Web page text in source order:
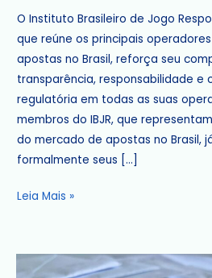
O Instituto Brasileiro de Jogo
que reúne os principais
apostas no Brasil, reforça seu
transparência, responsabilidade e
regulatória em todas as suas
membros do IBJR, que
do mercado de apostas no Brasil,
formalmente seus […]
Regulamentação
e
Práticas
Responsáveis
no
Setor
de
Jogos
Apostas
Leia Mais »